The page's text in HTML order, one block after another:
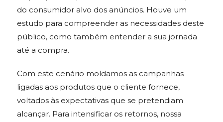
do consumidor alvo dos anúncios. Houve um
estudo para compreender as necessidades deste
público, como também entender a sua jornada
até a compra.
Com este cenário moldamos as campanhas
ligadas aos produtos que o cliente fornece,
voltados às expectativas que se pretendiam
alcançar. Para intensificar os retornos, nossa